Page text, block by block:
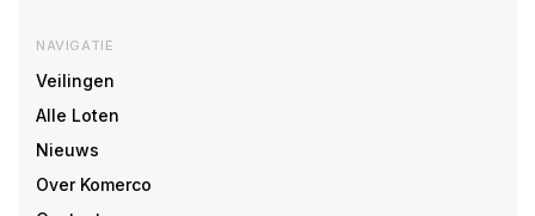
NAVIGATIE
Veilingen
Alle Loten
Nieuws
Over Komerco